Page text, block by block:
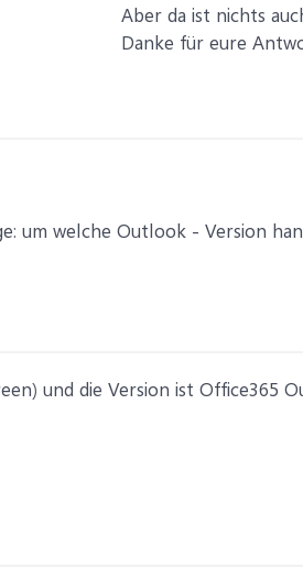
Aber da ist nichts
Danke für eure
um welche Outlook - Version
und die Version ist Office365